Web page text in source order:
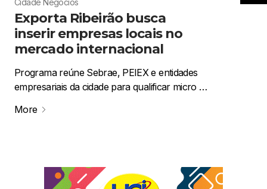
Exporta Ribeirão busca
inserir empresas locais no
mercado internacional
Programa reúne Sebrae, PEIEX e entidades
empresariais da cidade para qualificar micro …
More